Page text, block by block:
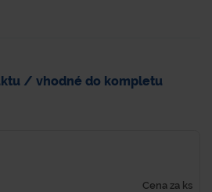
/ vhodné do kompletu
Cena za ks